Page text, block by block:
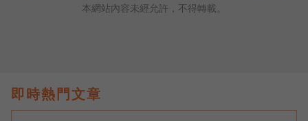
本網站內容未經允許，不得轉載。
即時熱門文章